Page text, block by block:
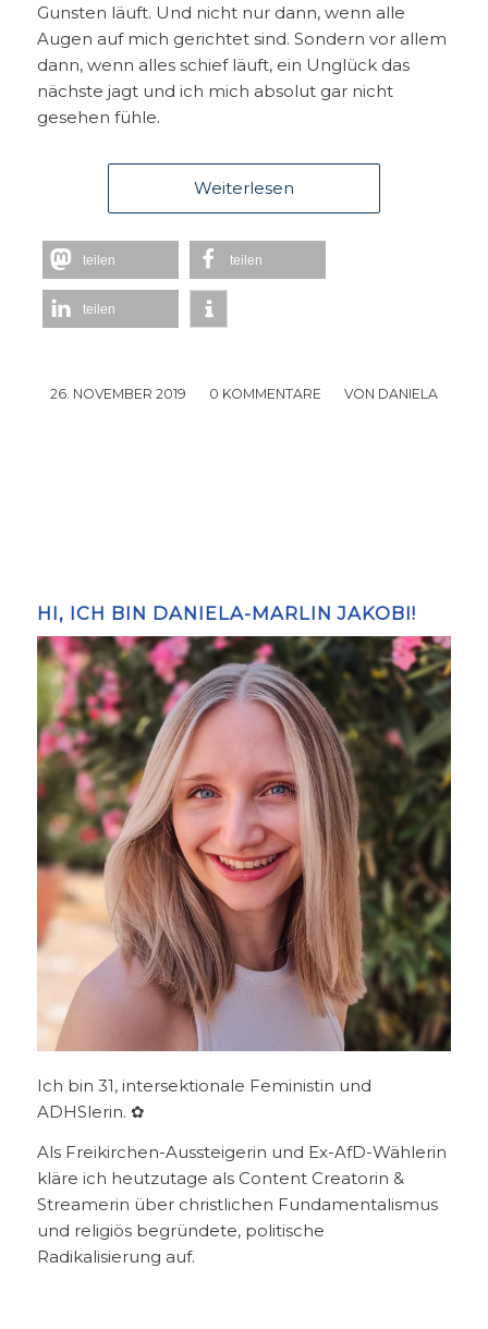
Gunsten läuft. Und nicht nur dann, wenn alle
Augen auf mich gerichtet sind. Sondern vor allem
dann, wenn alles schief läuft, ein Unglück das
nächste jagt und ich mich absolut gar nicht
gesehen fühle.
Weiterlesen
teilen teilen
teilen
26. NOVEMBER 2019
/ 0 KOMMENTARE
/ VON DANIELA
HI, ICH BIN DANIELA-MARLIN JAKOBI!
Ich bin 31, intersektionale Feministin und
ADHSlerin. ✿
Als Freikirchen-Aussteigerin und Ex-AfD-Wählerin
kläre ich heutzutage als Content Creatorin &
Streamerin über christlichen Fundamentalismus
und religiös begründete, politische
Radikalisierung auf.